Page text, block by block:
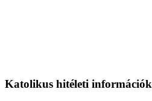
Katolikus hitéleti információk